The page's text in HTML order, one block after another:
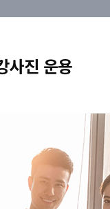
사진 운용